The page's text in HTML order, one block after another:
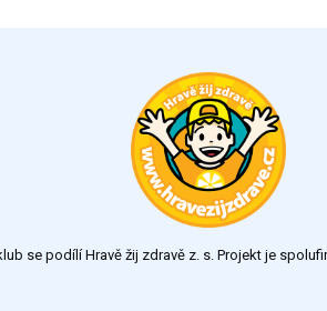
se podílí Hravě žij zdravě z. s. Projekt je